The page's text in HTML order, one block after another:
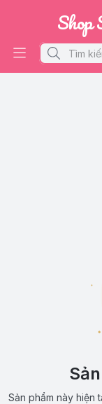
Shop
Sản phẩm này hiện